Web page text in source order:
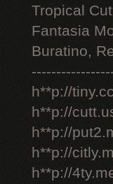
Tropical
Fantasia
Buratino,
h**p://
h**p://
h**p://
h**p://
h**p://